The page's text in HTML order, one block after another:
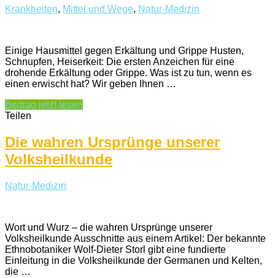
Krankheiten, Mittel und Wege, Natur-Medizin
Einige Hausmittel gegen Erkältung und Grippe Husten,
Schnupfen, Heiserkeit: Die ersten Anzeichen für eine
drohende Erkältung oder Grippe. Was ist zu tun, wenn es
einen erwischt hat? Wir geben Ihnen …
Beitrag jetzt lesen
Teilen
Die wahren Ursprünge unserer
Volksheilkunde
Natur-Medizin
Wort und Wurz – die wahren Ursprünge unserer
Volksheilkunde Ausschnitte aus einem Artikel: Der bekannte
Ethnobotaniker Wolf-Dieter Storl gibt eine fundierte
Einleitung in die Volksheilkunde der Germanen und Kelten,
die …